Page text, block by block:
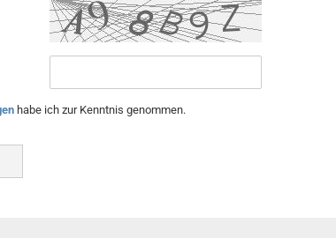
habe ich zur Kenntnis genommen.